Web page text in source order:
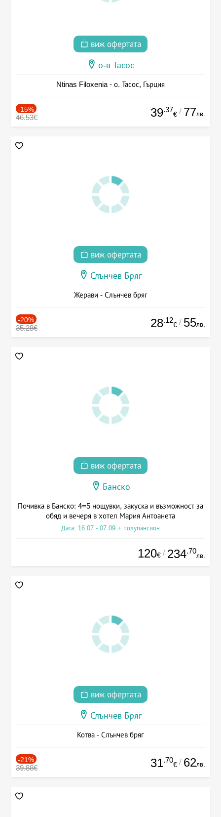
виж офертата
о-в Тасос
Ntinas Filoxenia - о. Тасос, Гърция
-15%
46.53€ 39.37
€ / 77лв.
виж офертата
Слънчев Бряг
Жерави - Слънчев бряг
-20%
35.28€ 28.12
€ / 55лв.
виж офертата
Банско
Почивка в Банско: 4=5 нощувки, закуска и възможност за
обяд и вечеря в хотел Мария Антоанета
Дата: 16.07 - 07.09 + полупансион
120€ / 234.70
лв.
виж офертата
Слънчев Бряг
Котва - Слънчев бряг
-21%
39.88€ 31.70
€ / 62лв.